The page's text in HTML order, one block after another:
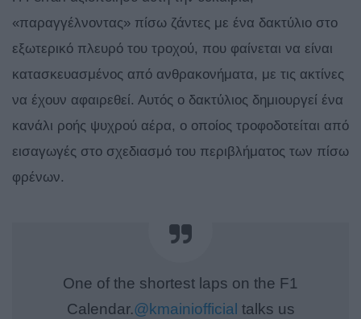
«παραγγέλνοντας» πίσω ζάντες με ένα δακτύλιο στο
εξωτερικό πλευρό του τροχού, που φαίνεται να είναι
κατασκευασμένος από ανθρακονήματα, με τις ακτίνες
να έχουν αφαιρεθεί. Αυτός ο δακτύλιος δημιουργεί ένα
κανάλι ροής ψυχρού αέρα, ο οποίος τροφοδοτείται από
εισαγωγές στο σχεδιασμό του περιβλήματος των πίσω
φρένων.
One of the shortest laps on the F1
Calendar.@kmainiofficial talks us